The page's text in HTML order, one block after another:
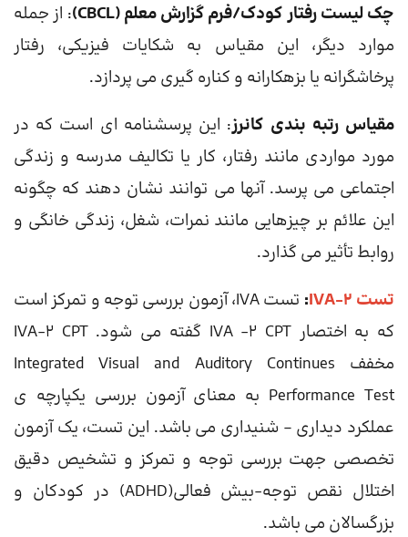
چک لیست رفتار کودک/فرم گزارش معلم (CBCL)
: از جمله
موارد دیگر، این مقیاس به شکایات فیزیکی، رفتار
پرخاشگرانه یا بزهکارانه و کناره گیری می پردازد.
مقیاس رتبه بندی کانرز: این پرسشنامه ای است که در
مورد مواردی مانند رفتار، کار یا تکالیف مدرسه و زندگی
اجتماعی می پرسد. آنها می توانند نشان دهند که چگونه
این علائم بر چیزهایی مانند نمرات، شغل، زندگی خانگی و
روابط تأثیر می گذارد.
تست IVA-2
:
تست IVA، آزمون بررسی توجه و تمرکز است
که به اختصار IVA -2 CPT گفته می شود. IVA-2 CPT
مخفف Integrated Visual and Auditory Continues
Performance Test به معنای آزمون بررسی یکپارچه ی
عملکرد دیداری – شنیداری می باشد. این تست، یک آزمون
تخصصی جهت بررسی توجه و تمرکز و تشخیص دقیق
اختلال نقص توجه-بیش فعالی(ADHD) در کودکان و
بزرگسالان می باشد.